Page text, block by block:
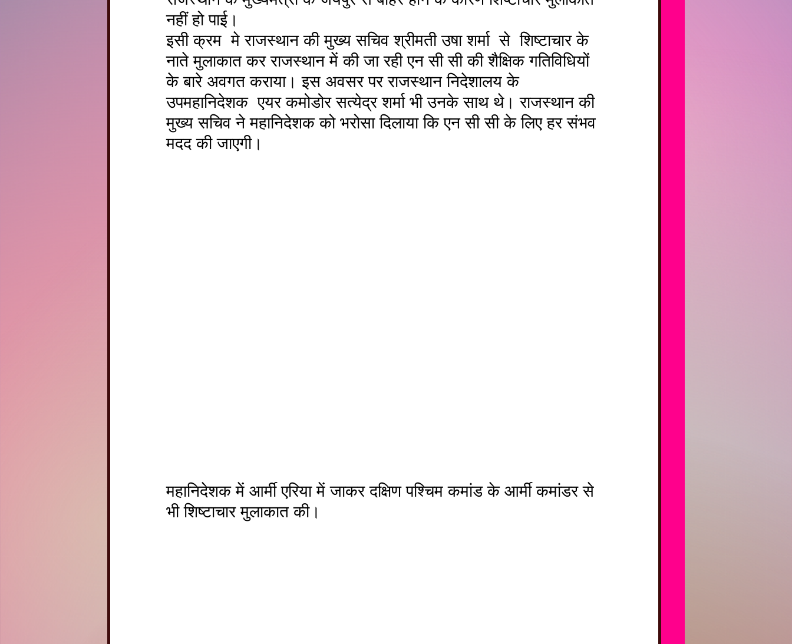
नहीं हो पाई।
इसी क्रम  मे राजस्थान की मुख्य सचिव श्रीमती उषा शर्मा  से  शिष्टाचार के
नाते मुलाकात कर राजस्थान में की जा रही एन सी सी की शैक्षिक गतिविधियों
के बारे अवगत कराया। इस अवसर पर राजस्थान निदेशालय के
उपमहानिदेशक  एयर कमोडोर सत्येद्र शर्मा भी उनके साथ थे। राजस्थान की
मुख्य सचिव ने महानिदेशक को भरोसा दिलाया कि एन सी सी के लिए हर संभव
मदद की जाएगी।
महानिदेशक में आर्मी एरिया में जाकर दक्षिण पश्चिम कमांड के आर्मी कमांडर से
भी शिष्टाचार मुलाकात की।